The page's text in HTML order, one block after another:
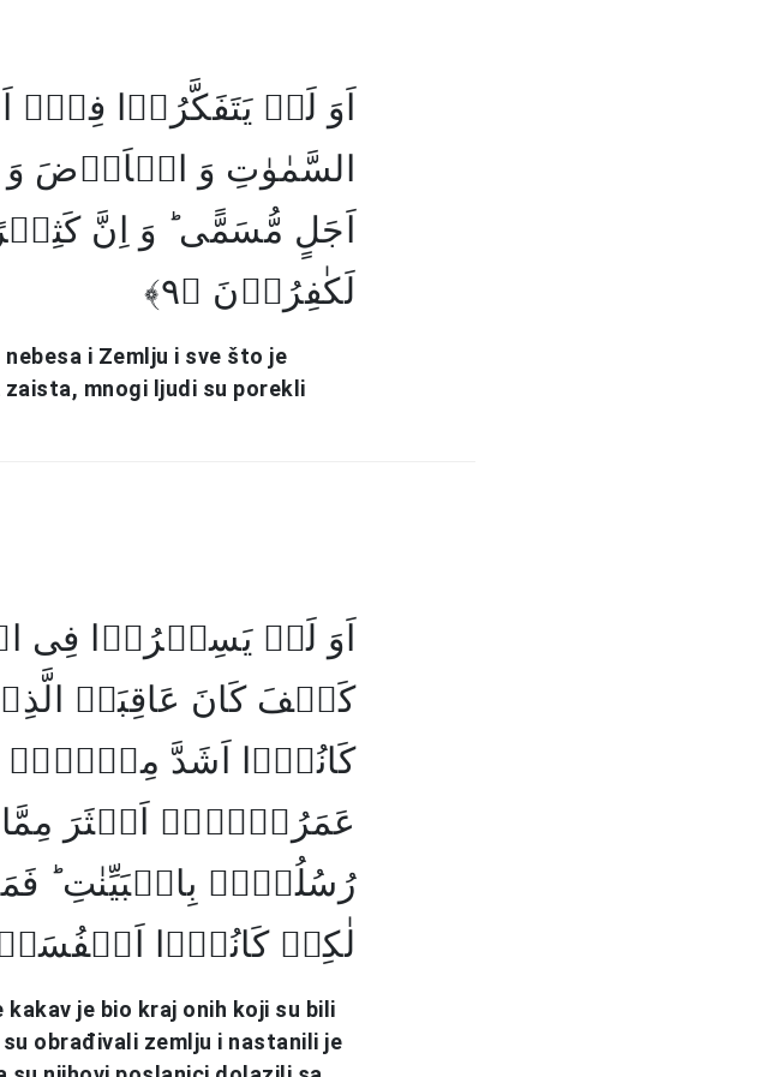
اَوَ لَمۡ یَتَفَکَّرُوۡا
السَّمٰوٰتِ وَ الۡاَرۡضَ وَ
اَجَلٍ مُّسَمًّی ؕ وَ اِنَّ
لَکٰفِرُوۡنَ ﴿۹﴾
i Zemlju i sve što je
mnogi ljudi su porekli
اَوَ لَمۡ یَسِیۡرُوۡا
کَیۡفَ کَانَ عَاقِبَۃُ
کَانُوۡۤا اَشَدَّ مِنۡہُمۡ
عَمَرُوۡہَاۤ اَکۡثَرَ
رُسُلُہُمۡ بِالۡبَیِّنٰتِ
لٰکِنۡ کَانُوۡۤا
je bio kraj onih koji su bili
obrađivali zemlju i nastanili je